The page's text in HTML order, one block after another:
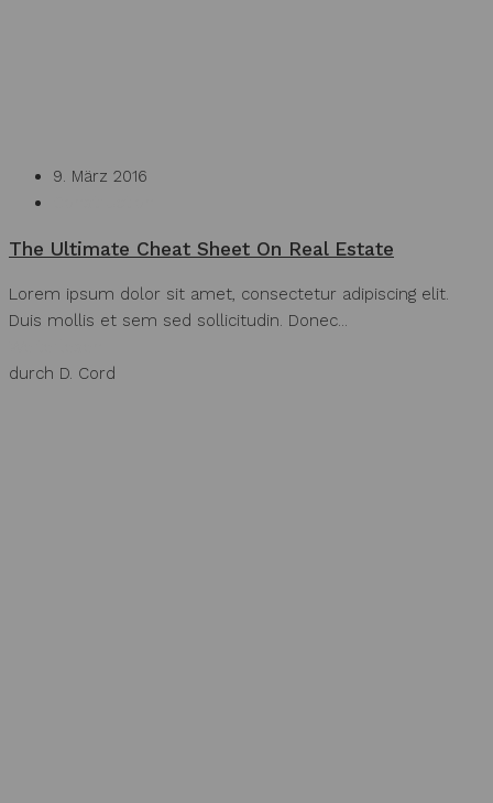
9. März 2016
The Ultimate Cheat Sheet On Real Estate
Lorem ipsum dolor sit amet, consectetur adipiscing elit.
Duis mollis et sem sed sollicitudin. Donec...
durch D. Cord